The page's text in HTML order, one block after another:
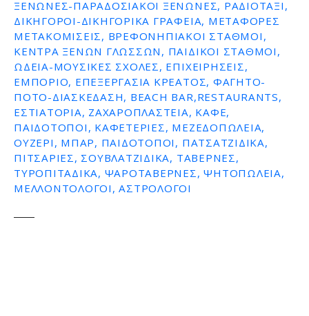
ΞΕΝΏΝΕΣ-ΠΑΡΑΔΟΣΙΑΚΟΊ ΞΕΝΏΝΕΣ, ΡΑΔΙΟΤΑΞΊ,
ΔΙΚΗΓΌΡΟΙ-ΔΙΚΗΓΟΡΙΚΆ ΓΡΑΦΕΊΑ, ΜΕΤΑΦΟΡΈΣ
ΜΕΤΑΚΟΜΊΣΕΙΣ, ΒΡΕΦΟΝΗΠΙΑΚΟΊ ΣΤΑΘΜΟΊ,
ΚΈΝΤΡΑ ΞΈΝΩΝ ΓΛΩΣΣΏΝ, ΠΑΙΔΙΚΟΊ ΣΤΑΘΜΟΊ,
ΩΔΕΊΑ-ΜΟΥΣΙΚΈΣ ΣΧΟΛΈΣ, ΕΠΙΧΕΙΡΉΣΕΙΣ,
ΕΜΠΌΡΙΟ, ΕΠΕΞΕΡΓΑΣΊΑ ΚΡΈΑΤΟΣ, ΦΑΓΗΤΌ-
ΠΟΤΌ-ΔΙΑΣΚΈΔΑΣΗ, BEACH BAR,RESTAURANTS,
ΕΣΤΙΑΤΌΡΙΑ, ΖΑΧΑΡΟΠΛΑΣΤΕΊΑ, ΚΑΦΈ,
ΠΑΙΔΌΤΟΠΟΙ, ΚΑΦΕΤΈΡΙΕΣ, ΜΕΖΕΔΟΠΩΛΕΊΑ,
ΟΥΖΕΡΊ, ΜΠΑΡ, ΠΑΙΔΌΤΟΠΟΙ, ΠΑΤΣΑΤΖΊΔΙΚΑ,
ΠΙΤΣΑΡΊΕΣ, ΣΟΥΒΛΑΤΖΊΔΙΚΑ, ΤΑΒΈΡΝΕΣ,
ΤΥΡΟΠΙΤΆΔΙΚΑ, ΨΑΡΟΤΑΒΈΡΝΕΣ, ΨΗΤΟΠΩΛΕΊΑ,
ΜΕΛΛΟΝΤΟΛΟΓΟΙ, ΑΣΤΡΟΛΌΓΟΙ